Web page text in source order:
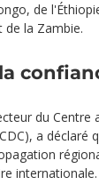
de
de la Zambie.
du
a déclaré
internationale.